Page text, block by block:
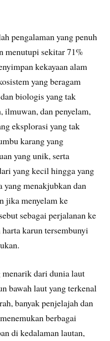
pengalaman yang penuh
menutupi sekitar 71%
kekayaan alam
yang beragam
biologis yang tak
ilmuwan, dan penyelam,
eksplorasi yang tak
karang yang
yang unik, serta
yang kecil hingga yang
yang menakjubkan dan
jika menyelam ke
sebagai perjalanan ke
karun tersembunyi
menarik dari dunia laut
bawah laut yang terkenal
banyak penjelajah dan
berbagai
di kedalaman lautan,